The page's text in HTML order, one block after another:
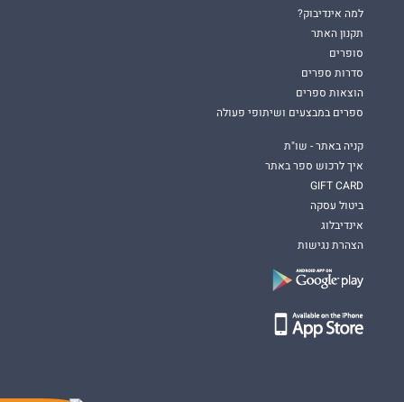
למה אינדיבוק?
תקנון האתר
סופרים
סדרות ספרים
הוצאות ספרים
ספרים במבצעים ושיתופי פעולה
קניה באתר - שו"ת
איך לרכוש ספר באתר
GIFT CARD
ביטול עסקה
אינדיבלוג
הצהרת נגישות